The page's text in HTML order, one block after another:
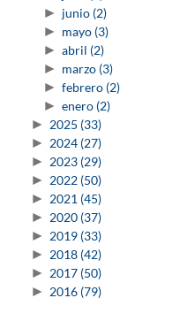
► junio (2)
► mayo (3)
► abril (2)
► marzo (3)
► febrero (2)
► enero (2)
► 2025 (33)
► 2024 (27)
► 2023 (29)
► 2022 (50)
► 2021 (45)
► 2020 (37)
► 2019 (33)
► 2018 (42)
► 2017 (50)
► 2016 (79)